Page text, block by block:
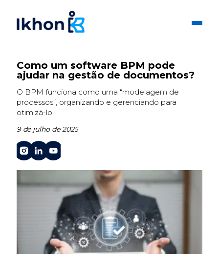
Como um software BPM pode
ajudar na gestão de documentos?
O BPM funciona como uma “modelagem de
processos”, organizando e gerenciando para
otimizá-lo
9 de julho de 2025